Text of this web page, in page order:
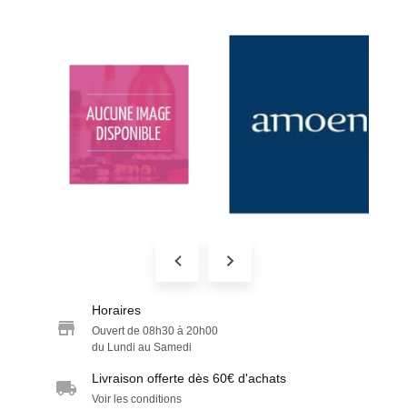
Horaires
Ouvert de 08h30 à 20h00
du Lundi au Samedi
Livraison offerte dès 60€ d'achats
Voir les conditions